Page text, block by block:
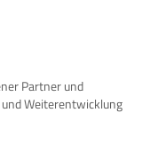
Partner und
Weiterentwicklung